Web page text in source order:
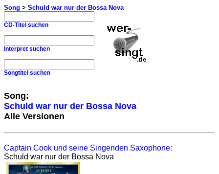
Song > Schuld war nur der Bossa Nova
CD-Titel suchen
Interpret suchen
Songtitel suchen
Song:
Schuld war nur der Bossa Nova
Alle Versionen
Captain Cook und seine Singenden Saxophone:
Schuld war nur der Bossa Nova